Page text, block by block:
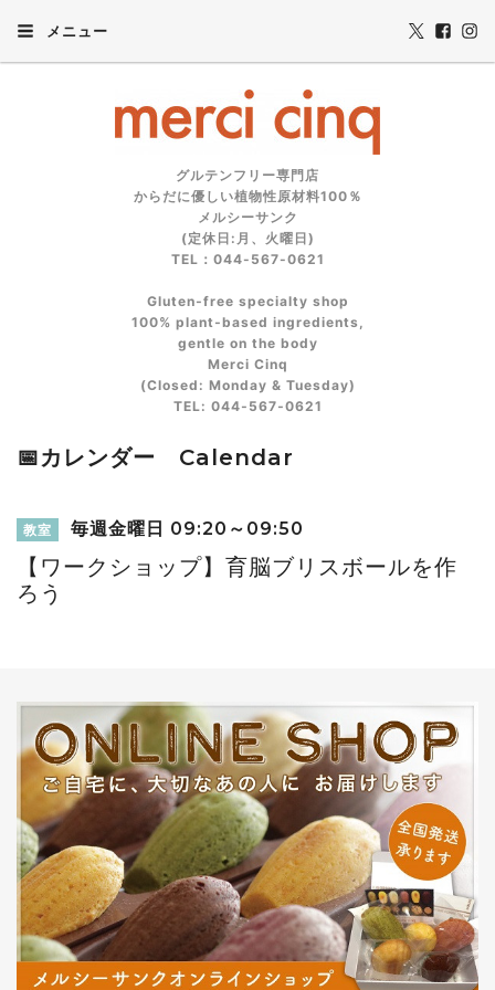
メニュー
グルテンフリー専門店
からだに優しい植物性原材料100％
メルシーサンク
(定休日:月、火曜日)
TEL：044-567-0621
Gluten‑free specialty shop
100% plant‑based ingredients,
gentle on the body
Merci Cinq
(Closed: Monday & Tuesday)
TEL: 044‑567‑0621
📅カレンダー Calendar
教室 毎週金曜日 09:20～09:50
【ワークショップ】育脳ブリスボールを作
ろう